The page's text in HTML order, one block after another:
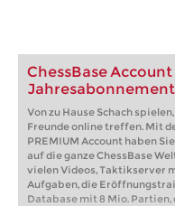
ChessBase
Jahresabonnement
Von zu Hause Schach
Freunde online treffen. Mit
PREMIUM Account haben
auf die ganze ChessBase
vielen Videos, Taktikserver
Aufgaben, die
Database mit 8 Mio.